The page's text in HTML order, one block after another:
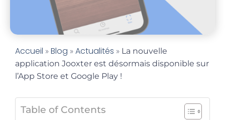
Accueil » Blog » Actualités » La nouvelle
application Jooxter est désormais disponible sur
l’App Store et Google Play !
Table of Contents